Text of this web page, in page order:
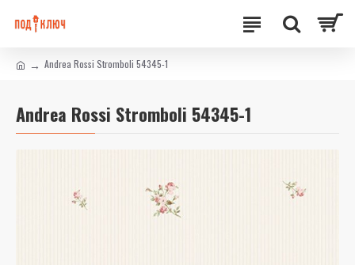
Andrea Rossi Stromboli 54345-1
Andrea Rossi Stromboli 54345-1